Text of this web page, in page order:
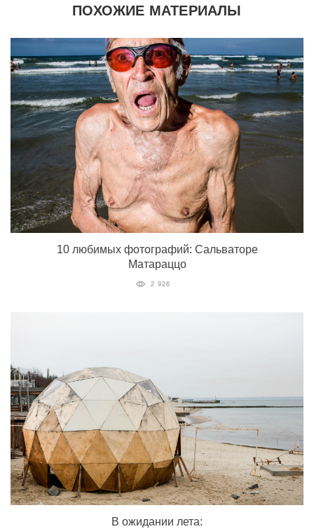
ПОХОЖИЕ МАТЕРИАЛЫ
10 любимых фотографий: Сальваторе
Матараццо
2 926
В ожидании лета: